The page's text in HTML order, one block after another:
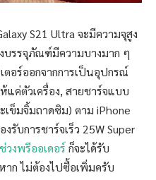
S21 Ultra จะมีความจุสูง
บรรจุภัณฑ์มีความบางมาก ๆ
อร์ออกจากการเป็นอุปกรณ์
แค่ตัวเครื่อง, สายชาร์จแบบ
เข็มจิ้มถาดซิม) ตาม iPhone
รับการชาร์จเร็ว 25W Super
วงพรีออเดอร์ก็จะได้รับ
าก ไม่ต้องไปซื้อเพิ่มครับ